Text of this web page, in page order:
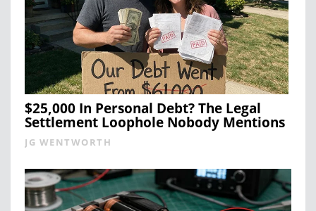
$25,000 In Personal Debt? The Legal
Settlement Loophole Nobody Mentions
JG WENTWORTH